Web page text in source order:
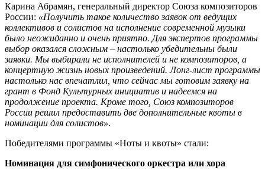
Карина Абрамян, генеральный директор Союза композиторов
России: «Получить такое количество заявок от ведущих
коллективов и солистов на исполнение современной музыки
было неожиданно и очень приятно. Для экспертов программы
выбор оказался сложным – настолько убедительны были
заявки. Мы выбирали не исполнителей и не композиторов, а
концертную жизнь новых произведений. Лонг-лист программы
настолько нас впечатлил, что сейчас мы готовим заявку на
грант в Фонд Культурных инициатив и надеемся на
продолжение проекта. Кроме того, Союз композиторов
России решил предоставить две дополнительные квоты в
номинации для солистов».
Победителями программы «Ноты и квоты» стали:
Номинация для симфонического оркестра или хора